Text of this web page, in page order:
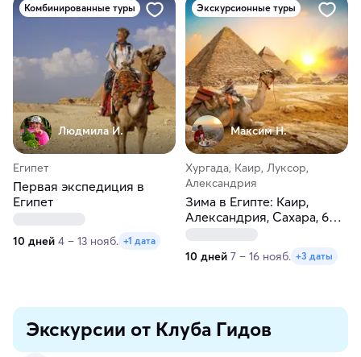
Комбинированные туры
Людмила И.
Египет
Первая экспедиция в
Египет
10 дней 4 – 13 нояб. +1 дата
Экскурсионные туры
Максим H.
Хургада, Каир, Луксор,
Александрия
Зима в Египте: Каир,
Александрия, Сахара, 6
10 дней 7 – 16 нояб. +3 даты
Экскурсии от Клуба Гидов